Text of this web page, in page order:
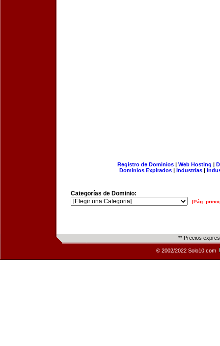
Registro de Dominios| Web Hosting |
Dominios Expirados | Industrias |
Categorías de Dominio:
[Pág.
** Precios
© 2002/2022 Solo10.com